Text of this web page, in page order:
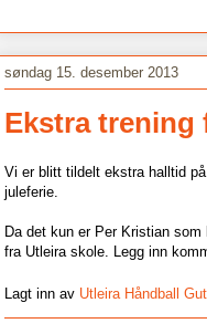
søndag 15. desember 2013
Ekstra trening
Vi er blitt tildelt ekstra halltid
juleferie.
Da det kun er Per Kristian
fra Utleira skole. Legg inn
Lagt inn av Utleira Håndball